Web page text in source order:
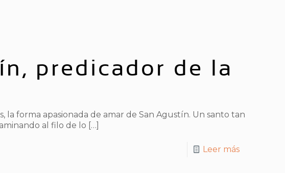
predicador de la
la forma apasionada de amar de San Agustín. Un santo tan
al filo de lo […]
Leer más